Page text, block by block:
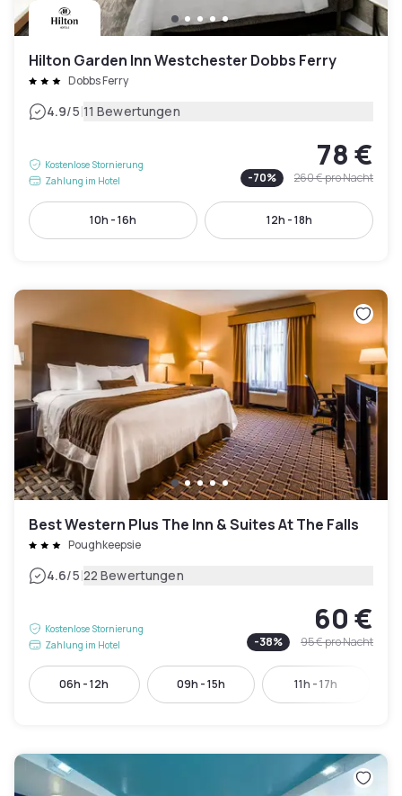
Hilton Garden Inn Westchester Dobbs Ferry
Dobbs Ferry
4.9/5|11 Bewertungen
Kostenlose Stornierung
Zahlung im Hotel
78 €
-70% 260 €pro Nacht
10h - 16h 12h - 18h
Best Western Plus The Inn & Suites At The Falls
Poughkeepsie
4.6/5|22 Bewertungen
Kostenlose Stornierung
Zahlung im Hotel
60 €
-38% 95 €pro Nacht
06h - 12h 09h - 15h 11h - 17h